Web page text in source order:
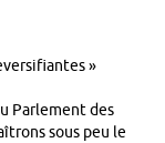
»
Parlement des
sous peu le